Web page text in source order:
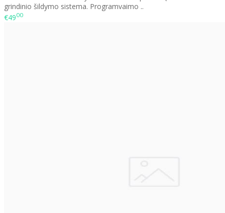
grindinio šildymo sistema. Programvaimo ..
€4900